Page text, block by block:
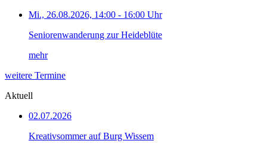
Mi., 26.08.2026, 14:00 - 16:00 Uhr
Seniorenwanderung zur Heideblüte
mehr
weitere Termine
Aktuell
02.07.2026
Kreativsommer auf Burg Wissem